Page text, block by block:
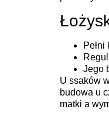
Jego
U ssaków
budowa u
matki a